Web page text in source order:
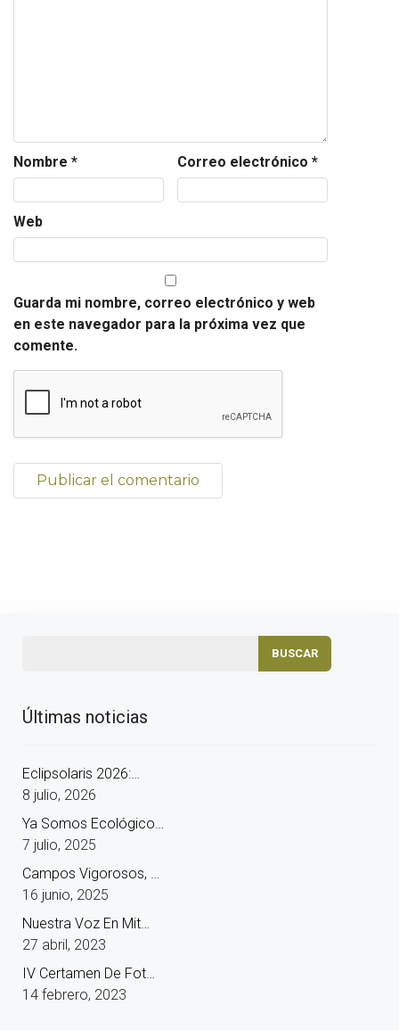
Nombre * Correo electrónico *
Web
Guarda mi nombre, correo electrónico y web
en este navegador para la próxima vez que
comente.
Últimas noticias
Eclipsolaris 2026:…
8 julio, 2026
Ya Somos Ecológico…
7 julio, 2025
Campos Vigorosos, …
16 junio, 2025
Nuestra Voz En Mit…
27 abril, 2023
IV Certamen De Fot…
14 febrero, 2023